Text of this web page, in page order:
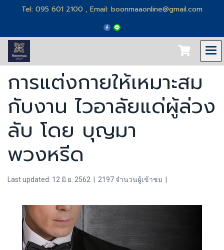
Tel: 095 601 2100 , Email: boonmaaonline@gmail.com
การแต่งกายให้เหมาะสม
กับงาน ไวอาลัยแด่ผู้ล่วง
ลับ โดย บุญมา
พวงหรีด
Last updated: 12 มิ.ย. 2562 2197 จำนวนผู้เข้าชม